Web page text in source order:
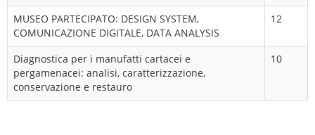
MUSEO PARTECIPATO: DESIGN SYSTEM,
COMUNICAZIONE DIGITALE, DATA ANALYSIS
12
Diagnostica per i manufatti cartacei e
pergamenacei: analisi, caratterizzazione,
conservazione e restauro
10